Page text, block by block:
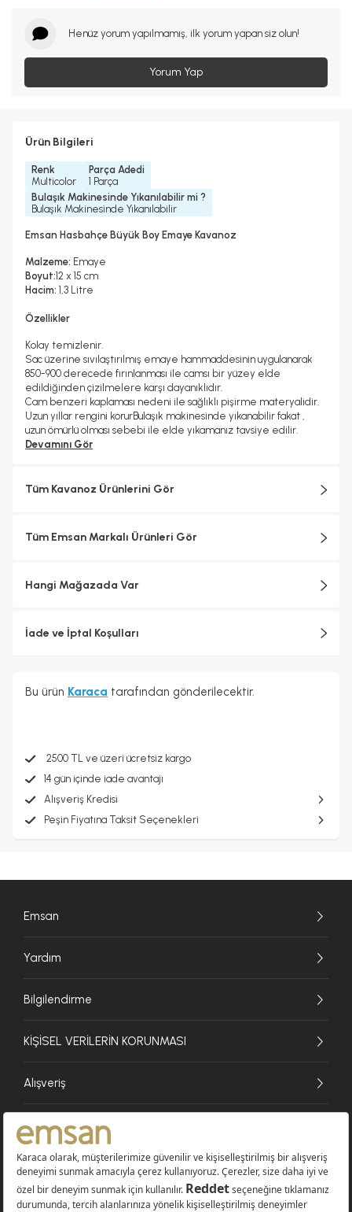
Henüz yorum yapılmamış, ilk yorum yapan siz olun!
Yorum Yap
Ürün Bilgileri
Renk
Multicolor
Parça Adedi
1 Parça
Bulaşık Makinesinde Yıkanılabilir mi ?
Bulaşık Makinesinde Yıkanılabilir
Emsan Hasbahçe Büyük Boy Emaye Kavanoz
Malzeme: Emaye
Boyut:12 x 15 cm
Hacim: 1,3 Litre
Özellikler
Kolay temizlenir.
Sac üzerine sıvılaştırılmış emaye hammaddesinin uygulanarak
850-900 derecede fırınlanması ile camsı bir yüzey elde
edildiğinden çizilmelere karşı dayanıklıdır.
Cam benzeri kaplaması nedeni ile sağlıklı pişirme materyalidir.
Uzun yıllar rengini korurBulaşık makinesinde yıkanabilir fakat ,
uzun ömürlü olması sebebi ile elde yıkamanız tavsiye edilir.
Devamını Gör
Tüm Kavanoz Ürünlerini Gör
Tüm Emsan Markalı Ürünleri Gör
Hangi Mağazada Var
İade ve İptal Koşulları
Bu ürün Karaca tarafından gönderilecektir.
2500 TL ve üzeri ücretsiz kargo
14 gün içinde iade avantajı
Alışveriş Kredisi
Peşin Fiyatına Taksit Seçenekleri
Emsan
Yardım
Bilgilendirme
KİŞİSEL VERİLERİN KORUNMASI
Alışveriş